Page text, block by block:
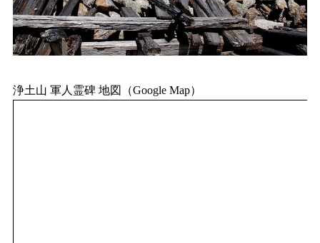
浄土山 軍人霊碑 地図（Google Map）